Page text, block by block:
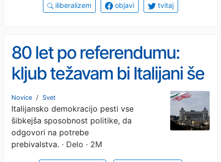
iliberalizem objavi tvitaj
80 let po referendumu:
kljub težavam bi Italijani še
enkrat izbrali republiko
Novice / Svet
Italijansko demokracijo pesti vse
šibkejša sposobnost politike, da
odgovori na potrebe
prebivalstva. · Delo · 2M